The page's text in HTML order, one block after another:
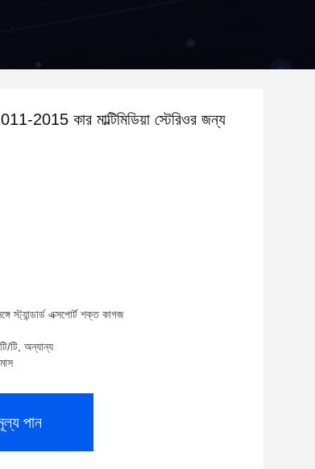
2015 কার মাল্টিমিডিয়া স্টেরিওর জন্য
স্ট্যান্ডার্ড এক্সপোর্ট শক্ত কাগজ
টি, অন্যান্য
পান